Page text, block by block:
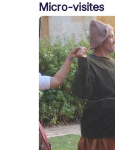
Micro-visites